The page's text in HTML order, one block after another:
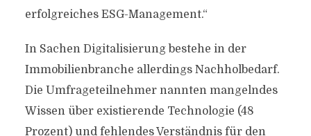
erfolgreiches ESG-Management.“
In Sachen Digitalisierung bestehe in der
Immobilienbranche allerdings Nachholbedarf.
Die Umfrageteilnehmer nannten mangelndes
Wissen über existierende Technologie (48
Prozent) und fehlendes Verständnis für den